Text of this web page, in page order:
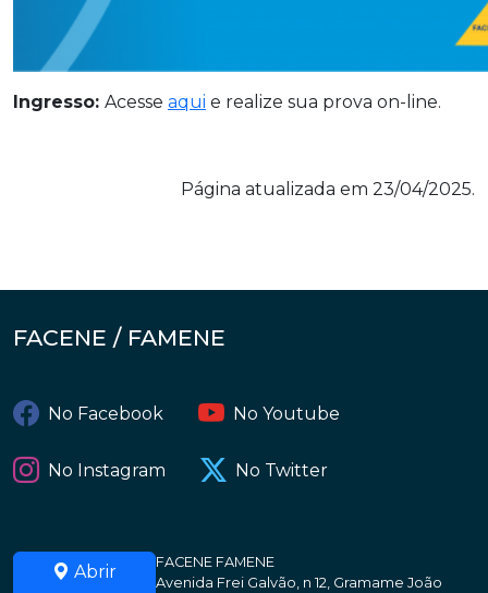
Ingresso: Acesse aqui e realize sua prova on-line.
Página atualizada em 23/04/2025.
FACENE / FAMENE
No Facebook No Youtube
No Instagram No Twitter
Abrir
FACENE FAMENE
Avenida Frei Galvão, n 12, Gramame João